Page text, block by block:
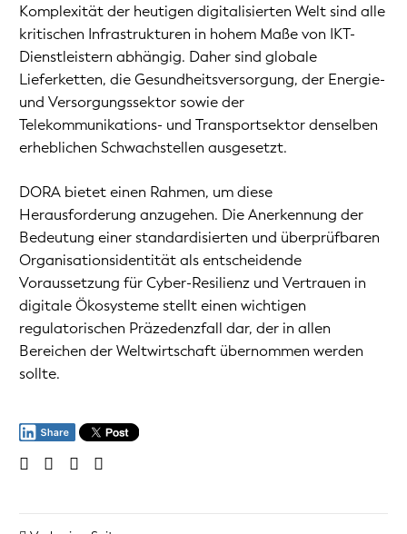
Komplexität der heutigen digitalisierten Welt sind alle
kritischen Infrastrukturen in hohem Maße von IKT-
Dienstleistern abhängig. Daher sind globale
Lieferketten, die Gesundheitsversorgung, der Energie-
und Versorgungssektor sowie der
Telekommunikations- und Transportsektor denselben
erheblichen Schwachstellen ausgesetzt.
DORA bietet einen Rahmen, um diese
Herausforderung anzugehen. Die Anerkennung der
Bedeutung einer standardisierten und überprüfbaren
Organisationsidentität als entscheidende
Voraussetzung für Cyber-Resilienz und Vertrauen in
digitale Ökosysteme stellt einen wichtigen
regulatorischen Präzedenzfall dar, der in allen
Bereichen der Weltwirtschaft übernommen werden
sollte.